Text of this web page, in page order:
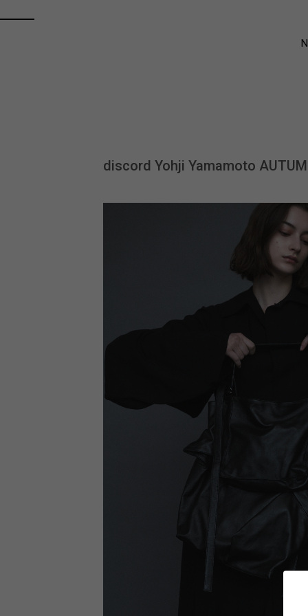
discord Yohji Yamamoto